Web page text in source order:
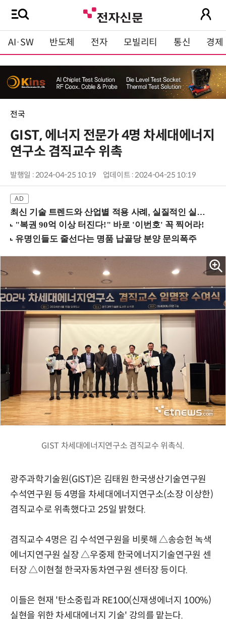
AI·SW 반도체 전자 모빌리티 통신 경제
전국
GIST, 에너지 전문가 4명 차세대에너지
연구소 겸직교수 위촉
발행일 : 2024-04-25 10:19 업데이트 : 2024-04-25 10:19
최신 기술 트렌드와 산업별 적용 사례, 실질적인 실행 전략을 공유 (9/18 양재역)
GIST 차세대에너지연구소 겸직교수 위촉식.
광주과학기술원(GIST)은 김태원 한국생산기술연구원
수석연구원 등 4명을 차세대에너지연구소(소장 이상한)
겸직교수로 위촉했다고 25일 밝혔다.
겸직교수 4명은 김 수석연구원을 비롯해 △송승헌 녹색
에너지연구원 실장 △우중제 한국에너지기술연구원 센
터장 △이현철 한국자동차연구원 센터장 등이다.
이들은 현재 '탄소중립과 RE100(신재생에너지 100%)
실현을 위한 차세대에너지 기술' 강의를 맡는다.